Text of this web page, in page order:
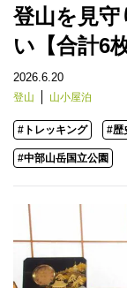
登山を見
い【合計6枚
2026.6.20
登山 山小屋泊
#トレッキング #歴
#中部山岳国立公園